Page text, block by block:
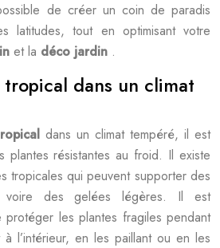
de créer un coin de paradis
latitudes, tout en optimisant votre
et la déco jardin .
dans un climat
dans un climat tempéré, il est
plantes résistantes au froid. Il existe
tropicales qui peuvent supporter des
voire des gelées légères. Il est
protéger les plantes fragiles pendant
à l’intérieur, en les paillant ou en les